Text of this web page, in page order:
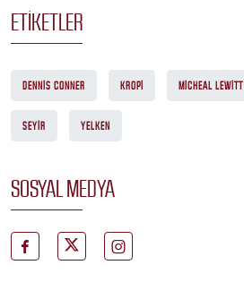
ETIKETLER
DENNIS CONNER KROPI MICHEAL LEWITT
SEYIR YELKEN
SOSYAL MEDYA